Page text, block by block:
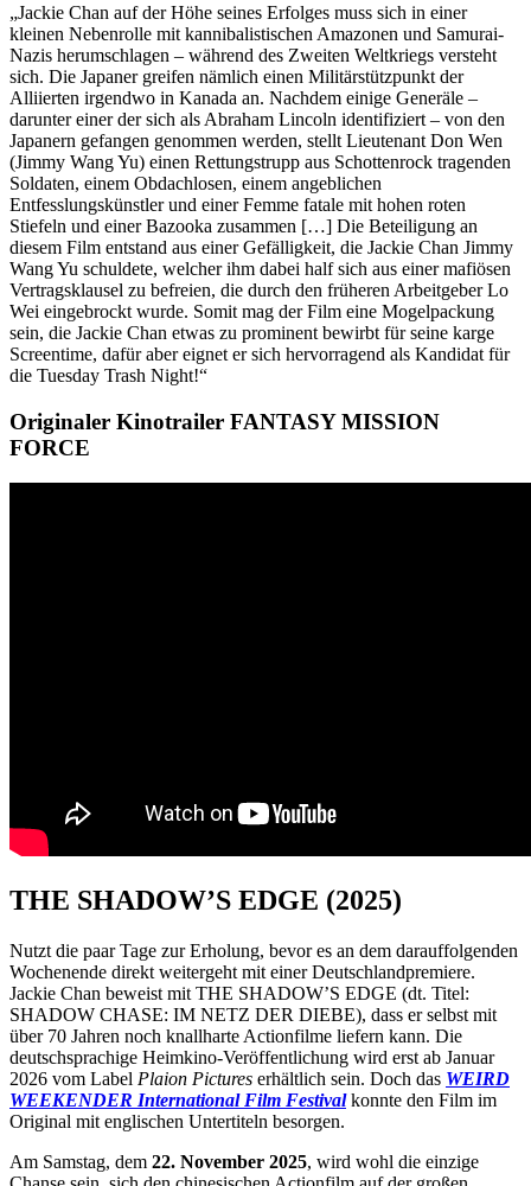
„Jackie Chan auf der Höhe seines Erfolges muss sich in einer
kleinen Nebenrolle mit kannibalistischen Amazonen und Samurai-
Nazis herumschlagen – während des Zweiten Weltkriegs versteht
sich. Die Japaner greifen nämlich einen Militärstützpunkt der
Alliierten irgendwo in Kanada an. Nachdem einige Generäle –
darunter einer der sich als Abraham Lincoln identifiziert – von den
Japanern gefangen genommen werden, stellt Lieutenant Don Wen
(Jimmy Wang Yu) einen Rettungstrupp aus Schottenrock tragenden
Soldaten, einem Obdachlosen, einem angeblichen
Entfesslungskünstler und einer Femme fatale mit hohen roten
Stiefeln und einer Bazooka zusammen […] Die Beteiligung an
diesem Film entstand aus einer Gefälligkeit, die Jackie Chan Jimmy
Wang Yu schuldete, welcher ihm dabei half sich aus einer mafiösen
Vertragsklausel zu befreien, die durch den früheren Arbeitgeber Lo
Wei eingebrockt wurde. Somit mag der Film eine Mogelpackung
sein, die Jackie Chan etwas zu prominent bewirbt für seine karge
Screentime, dafür aber eignet er sich hervorragend als Kandidat für
die Tuesday Trash Night!“
Originaler Kinotrailer FANTASY MISSION
FORCE
THE SHADOW’S EDGE (2025)
Nutzt die paar Tage zur Erholung, bevor es an dem darauffolgenden
Wochenende direkt weitergeht mit einer Deutschlandpremiere.
Jackie Chan beweist mit THE SHADOW’S EDGE (dt. Titel:
SHADOW CHASE: IM NETZ DER DIEBE), dass er selbst mit
über 70 Jahren noch knallharte Actionfilme liefern kann. Die
deutschsprachige Heimkino-Veröffentlichung wird erst ab Januar
2026 vom Label Plaion Pictures erhältlich sein. Doch das WEIRD
WEEKENDER International Film Festivalkonnte den Film im
Original mit englischen Untertiteln besorgen.
Am Samstag, dem 22. November 2025, wird wohl die einzige